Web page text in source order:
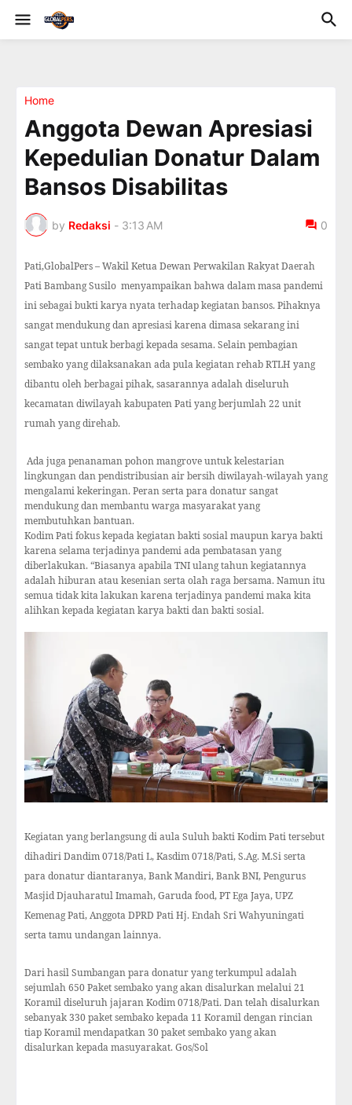
Home
Anggota Dewan Apresiasi
Kepedulian Donatur Dalam
Bansos Disabilitas
by Redaksi - 3:13 AM 0
Pati,GlobalPers – Wakil Ketua Dewan Perwakilan Rakyat Daerah
Pati Bambang Susilo menyampaikan bahwa dalam masa pandemi
ini sebagai bukti karya nyata terhadap kegiatan bansos. Pihaknya
sangat mendukung dan apresiasi karena dimasa sekarang ini
sangat tepat untuk berbagi kepada sesama. Selain pembagian
sembako yang dilaksanakan ada pula kegiatan rehab RTLH yang
dibantu oleh berbagai pihak, sasarannya adalah diseluruh
kecamatan diwilayah kabupaten Pati yang berjumlah 22 unit
rumah yang direhab.
Ada juga penanaman pohon mangrove untuk kelestarian
lingkungan dan pendistribusian air bersih diwilayah-wilayah yang
mengalami kekeringan. Peran serta para donatur sangat
mendukung dan membantu warga masyarakat yang
membutuhkan bantuan.
Kodim Pati fokus kepada kegiatan bakti sosial maupun karya bakti
karena selama terjadinya pandemi ada pembatasan yang
diberlakukan. “Biasanya apabila TNI ulang tahun kegiatannya
adalah hiburan atau kesenian serta olah raga bersama. Namun itu
semua tidak kita lakukan karena terjadinya pandemi maka kita
alihkan kepada kegiatan karya bakti dan bakti sosial.
Kegiatan yang berlangsung di aula Suluh bakti Kodim Pati tersebut
dihadiri Dandim 0718/Pati L, Kasdim 0718/Pati, S.Ag. M.Si serta
para donatur diantaranya, Bank Mandiri, Bank BNI, Pengurus
Masjid Djauharatul Imamah, Garuda food, PT Ega Jaya, UPZ
Kemenag Pati, Anggota DPRD Pati Hj. Endah Sri Wahyuningati
serta tamu undangan lainnya.
Dari hasil Sumbangan para donatur yang terkumpul adalah
sejumlah 650 Paket sembako yang akan disalurkan melalui 21
Koramil diseluruh jajaran Kodim 0718/Pati. Dan telah disalurkan
sebanyak 330 paket sembako kepada 11 Koramil dengan rincian
tiap Koramil mendapatkan 30 paket sembako yang akan
disalurkan kepada masuyarakat. Gos/Sol